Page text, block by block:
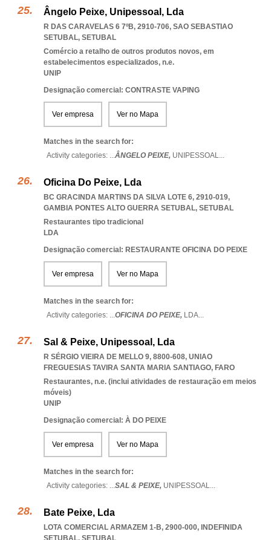
Ângelo Peixe, Unipessoal, Lda
R DAS CARAVELAS 6 7ºB, 2910-706, SAO SEBASTIAO
SETUBAL, SETUBAL
Comércio a retalho de outros produtos novos, em
estabelecimentos especializados, n.e.
UNIP
Designação comercial: CONTRASTE VAPING
Ver empresa Ver no Mapa
Matches in the search for:
Activity categories: ...ÂNGELO PEIXE, UNIPESSOAL...
Oficina Do Peixe, Lda
BC GRACINDA MARTINS DA SILVA LOTE 6, 2910-019,
GAMBIA PONTES ALTO GUERRA SETUBAL, SETUBAL
Restaurantes tipo tradicional
LDA
Designação comercial: RESTAURANTE OFICINA DO PEIXE
Ver empresa Ver no Mapa
Matches in the search for:
Activity categories: ...OFICINA DO PEIXE, LDA...
Sal & Peixe, Unipessoal, Lda
R SÉRGIO VIEIRA DE MELLO 9, 8800-608, UNIAO
FREGUESIAS TAVIRA SANTA MARIA SANTIAGO, FARO
Restaurantes, n.e. (inclui atividades de restauração em meios
móveis)
UNIP
Designação comercial: À DO PEIXE
Ver empresa Ver no Mapa
Matches in the search for:
Activity categories: ...SAL & PEIXE, UNIPESSOAL...
Bate Peixe, Lda
LOTA COMERCIAL ARMAZEM 1-B, 2900-000, INDEFINIDA
SETUBAL, SETUBAL